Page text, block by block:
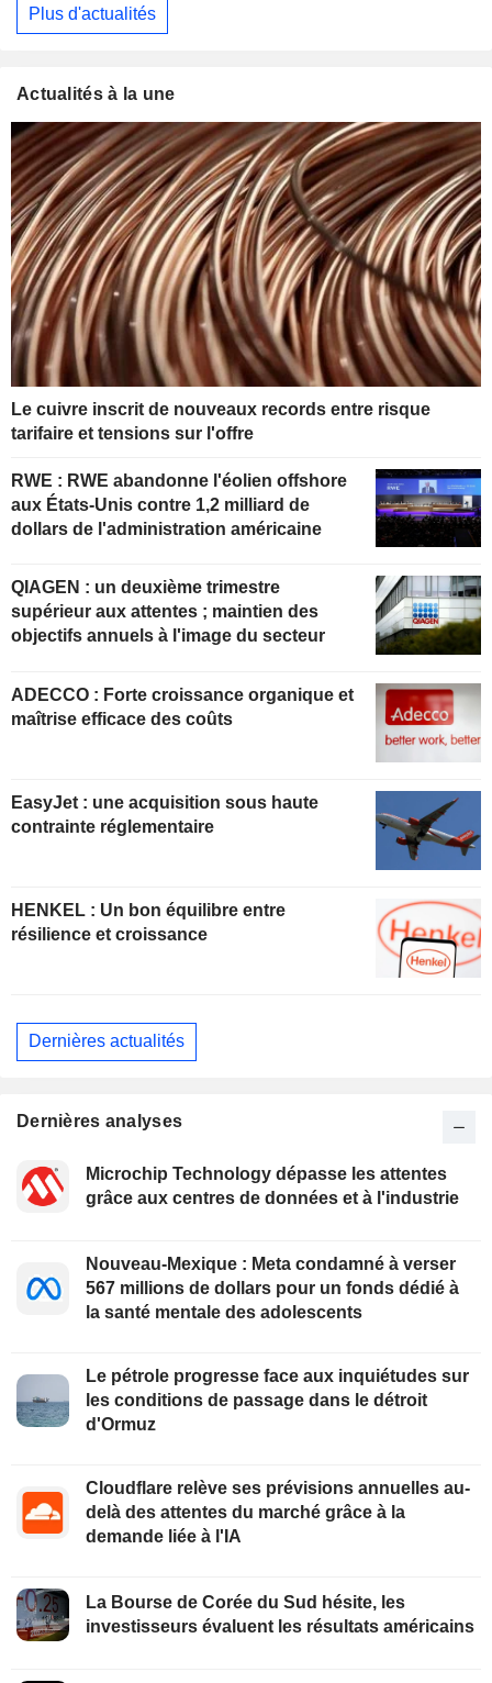
Plus d'actualités
Actualités à la une
Le cuivre inscrit de nouveaux records entre risque
tarifaire et tensions sur l'offre
RWE : RWE abandonne l'éolien offshore
aux États-Unis contre 1,2 milliard de
dollars de l'administration américaine
QIAGEN : un deuxième trimestre
supérieur aux attentes ; maintien des
objectifs annuels à l'image du secteur
ADECCO : Forte croissance organique et
maîtrise efficace des coûts
EasyJet : une acquisition sous haute
contrainte réglementaire
HENKEL : Un bon équilibre entre
résilience et croissance
Dernières actualités
Dernières analyses
Microchip Technology dépasse les attentes
grâce aux centres de données et à l'industrie
Nouveau-Mexique : Meta condamné à verser
567 millions de dollars pour un fonds dédié à
la santé mentale des adolescents
Le pétrole progresse face aux inquiétudes sur
les conditions de passage dans le détroit
d'Ormuz
Cloudflare relève ses prévisions annuelles au-
delà des attentes du marché grâce à la
demande liée à l'IA
La Bourse de Corée du Sud hésite, les
investisseurs évaluent les résultats américains